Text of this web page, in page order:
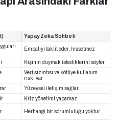
Yapay Zeka Sohbeti
Empatiyi taklit eder, hissetmez
Kişinin duymak istediklerini söyler
Veri sızıntısı ve kötüye kullanım
riski var
Yüzeysel iletişim sağlar
Kriz yönetimi yapamaz
Herhangi bir sorumluluğu yoktur